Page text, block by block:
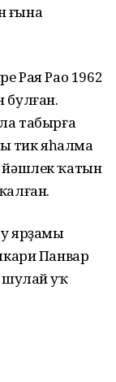
ғына
Рая Рао 1962
табырға
тик яһалма
ҡатын
ярҙамы
Панвар
шулай уҡ